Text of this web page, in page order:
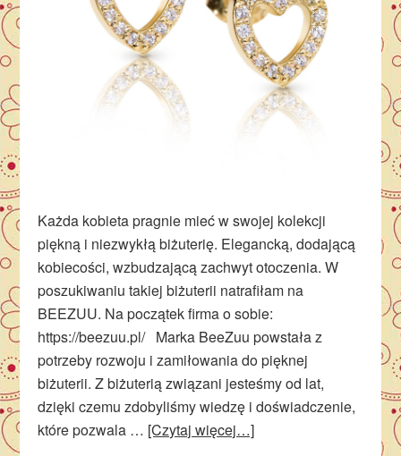
Każda kobieta pragnie mieć w swojej kolekcji
piękną i niezwykłą biżuterię. Elegancką, dodającą
kobiecości, wzbudzającą zachwyt otoczenia. W
poszukiwaniu takiej biżuterii natrafiłam na
BEEZUU. Na początek firma o sobie:
https://beezuu.pl/ Marka BeeZuu powstała z
potrzeby rozwoju i zamiłowania do pięknej
biżuterii. Z biżuterią związani jesteśmy od lat,
dzięki czemu zdobyliśmy wiedzę i doświadczenie,
które pozwala … [Czytaj więcej…]